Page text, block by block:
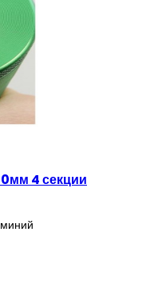
4 секции